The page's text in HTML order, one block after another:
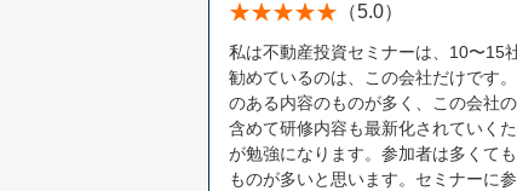
（5.0）
私は不動産投資セミナーは、10〜15
勧めているのは、この会社だけです
のある内容のものが多く、この会社
含めて研修内容も最新化されていく
が勉強になります。参加者は多くて
ものが多いと思います。セミナーに